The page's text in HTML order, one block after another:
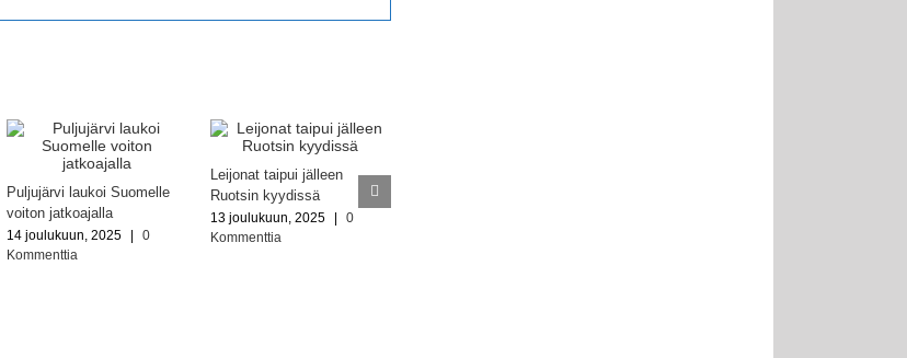
Puljujärvi laukoi Suomelle
voiton jatkoajalla
14 joulukuun, 2025 |
0
Kommenttia
Leijonat taipui jälleen
Ruotsin kyydissä
13 joulukuun, 2025 |
0
Kommenttia